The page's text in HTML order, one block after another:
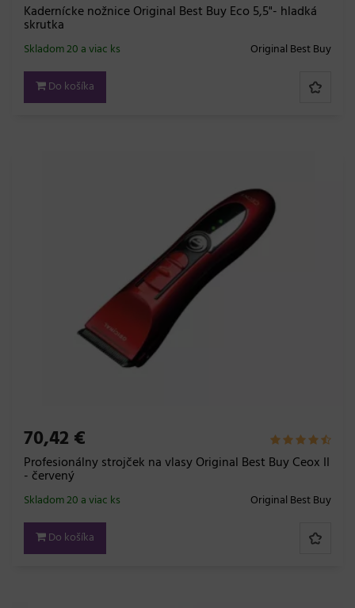
Kadernícke nožnice Original Best Buy Eco 5,5"- hladká
skrutka
Original Best Buy
Skladom 20 a viac ks
Do košíka
70,42 €
Profesionálny strojček na vlasy Original Best Buy Ceox II
- červený
Original Best Buy
Skladom 20 a viac ks
Do košíka